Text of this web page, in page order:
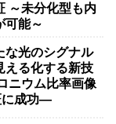
～未分化型も内
可能～
な光のシグナル
える化する新技
ニウム比率画像
に成功―